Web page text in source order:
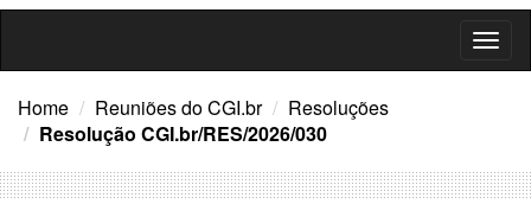
Home Reuniões do CGI.br
Resoluções
Resolução CGI.br/RES/2026/030